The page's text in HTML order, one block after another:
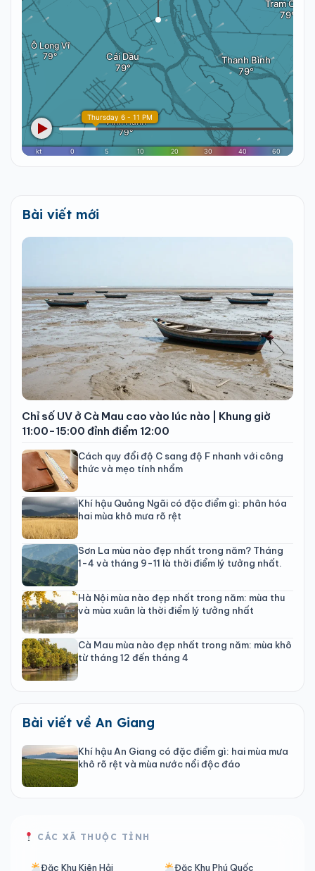
Bài viết mới
Chỉ số UV ở Cà Mau cao vào lúc nào | Khung giờ
11:00-15:00 đỉnh điểm 12:00
Cách quy đổi độ C sang độ F nhanh với công
thức và mẹo tính nhẩm
Khí hậu Quảng Ngãi có đặc điểm gì: phân hóa
hai mùa khô mưa rõ rệt
Sơn La mùa nào đẹp nhất trong năm? Tháng
1-4 và tháng 9-11 là thời điểm lý tưởng nhất.
Hà Nội mùa nào đẹp nhất trong năm: mùa thu
và mùa xuân là thời điểm lý tưởng nhất
Cà Mau mùa nào đẹp nhất trong năm: mùa khô
từ tháng 12 đến tháng 4
Bài viết về An Giang
Khí hậu An Giang có đặc điểm gì: hai mùa mưa
khô rõ rệt và mùa nước nổi độc đáo
CÁC XÃ THUỘC TỈNH
Đặc Khu Kiên Hải Đặc Khu Phú Quốc